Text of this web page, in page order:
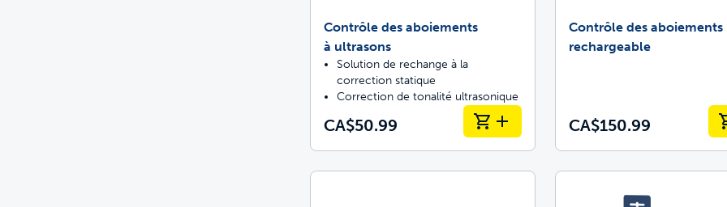
Contrôle des aboiements
à ultrasons
Solution de rechange à la
correction statique
Correction de tonalité ultrasonique
CA$50.99
Contrôle des aboiements
rechargeable
CA$150.99